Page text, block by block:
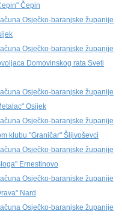
Čepin
Osječko-baranjske županije
Osječko-baranjske županije
Domovinskog rata Sveti
Osječko-baranjske županije
Osijek
Osječko-baranjske županije
klubu "Graničar" Šljivoševci
Osječko-baranjske županije
Ernestinovo
Osječko-baranjske županije
Nard
Osječko-baranjske županije